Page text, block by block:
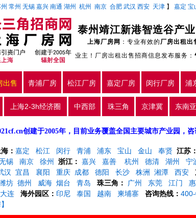
常州 无锡 嘉兴 南通 湖州 杭州 南京 合肥 武汉 西安 天津 】 嘉定 宝
泰州靖江新港智造谷产
上海厂房网 ：专业有效的厂房出租出
业主！厂房出租出售招商信息发布服务：
出售 青浦厂房 松江厂房 嘉定厂房 闵行厂房 浦
上海2-3h经济圈 中西部 珠三角 京津冀 东南亚
创建于2005年，目前业务覆盖全国主要城市产业园，咨
海： 嘉定 松江 闵行 青浦 浦东 宝山 金山 奉贤 江苏：
锡 南京 徐州 浙江： 嘉兴 嘉善 杭州 德清 湖州 宁
汉 宜昌 襄阳 重庆 成都 德阳 长沙 株洲 湘潭 西安
坊 德州 威海 烟台 青岛 珠三角： 广州 东莞 江门
大连 海外园区： 印尼 泰国 越南 柬埔寨 咨询热线：